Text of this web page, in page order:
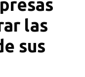
las
sus